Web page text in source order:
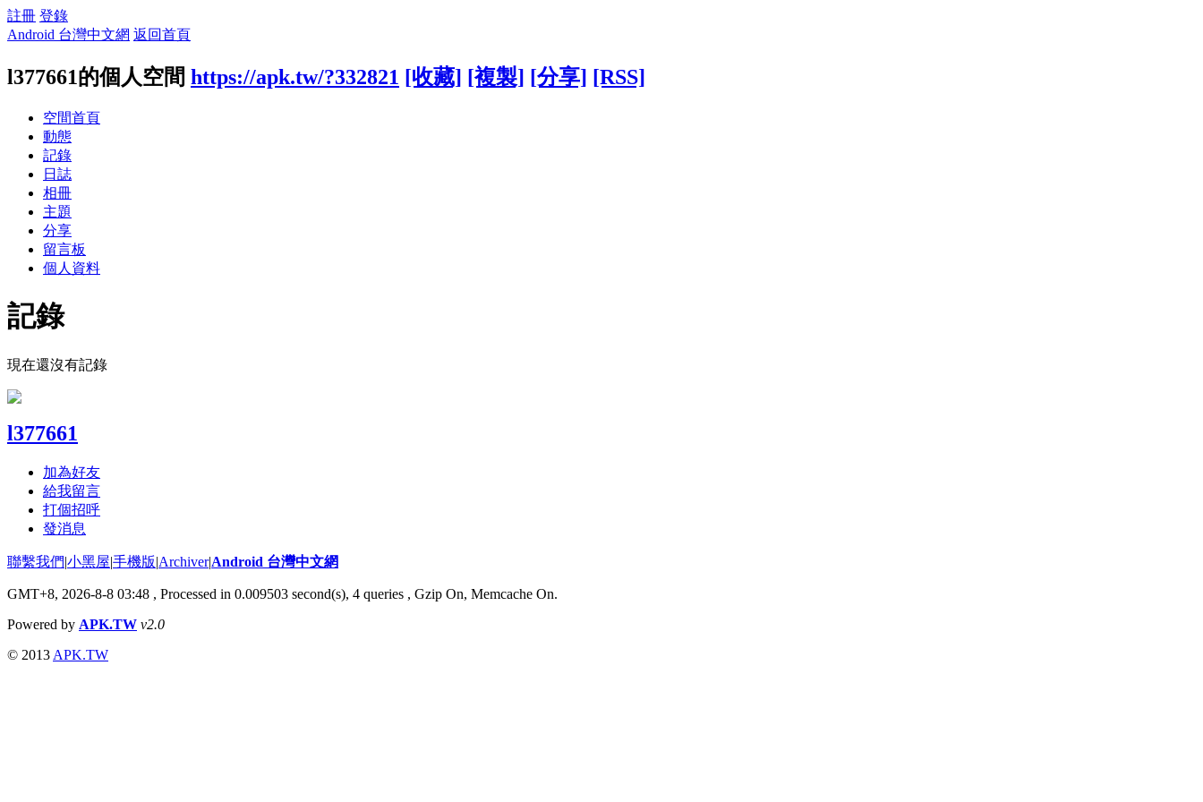
註冊 登錄
Android 台灣中文網 返回首頁
l377661的個人空間 https://apk.tw/?332821 [收藏] [複製] [分享] [RSS]
空間首頁
動態
記錄
日誌
相冊
主題
分享
留言板
個人資料
記錄
現在還沒有記錄
l377661
加為好友
給我留言
打個招呼
發消息
聯繫我們|小黑屋|手機版|Archiver|Android 台灣中文網
GMT+8, 2026-8-8 03:48 , Processed in 0.009503 second(s), 4 queries , Gzip On, Memcache On.
Powered by APK.TW v2.0
© 2013 APK.TW